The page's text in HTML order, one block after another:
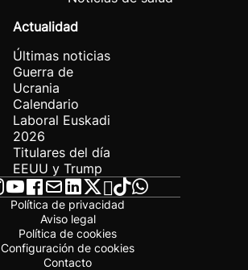
Actualidad
Últimas noticias
Guerra de
Ucrania
Calendario
Laboral Euskadi
2026
Titulares del día
EEUU y Trump
Política de privacidad
Aviso legal
Política de cookies
Configuración de cookies
Contacto